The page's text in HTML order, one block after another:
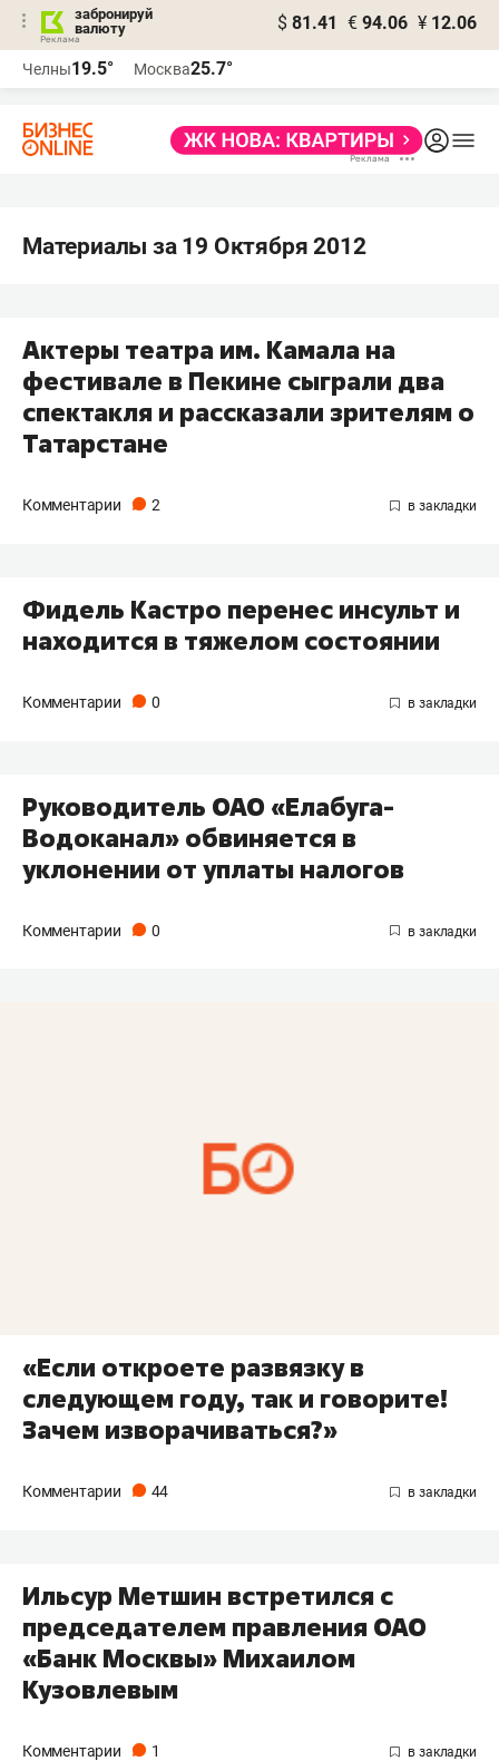
забронируй
валюту
$ 81.41 € 94.06 ¥ 12.06
Челны19.5° Москва25.7°
Материалы за 19 Октября 2012
Актеры театра им. Камала на
фестивале в Пекине сыграли два
спектакля и рассказали зрителям о
Татарстане
Комментарии 2
Фидель Кастро перенес инсульт и
находится в тяжелом состоянии
Комментарии 0
Руководитель ОАО «Елабуга-
Водоканал» обвиняется в
уклонении от уплаты налогов
Комментарии 0
«Если откроете развязку в
следующем году, так и говорите!
Зачем изворачиваться?»
Комментарии 44
Ильсур Метшин встретился с
председателем правления ОАО
«Банк Москвы» Михаилом
Кузовлевым
Комментарии 1